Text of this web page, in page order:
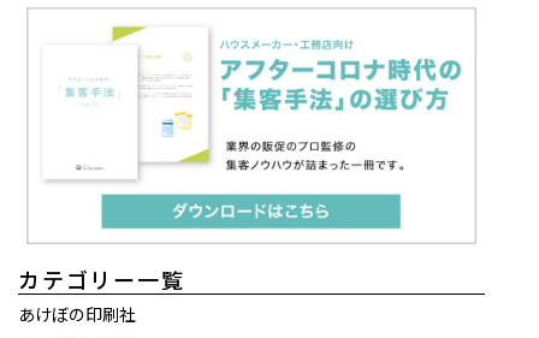
カテゴリー一覧
あけぼの印刷社